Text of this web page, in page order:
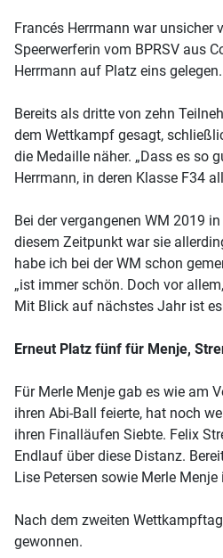
Francés Herrmann war
Speerwerferin vom BPRSV aus
Herrmann auf Platz eins gelegen.
Bereits als dritte von zehn
dem Wettkampf gesagt,
die Medaille näher. „Dass es so
Herrmann, in deren Klasse F34
Bei der vergangenen WM 2019
diesem Zeitpunkt war sie
habe ich bei der WM schon
„ist immer schön. Doch vor
Mit Blick auf nächstes Jahr ist
Erneut Platz fünf für Menje,
Für Merle Menje gab es wie am
ihren Abi-Ball feierte, hat noch
ihren Finalläufen Siebte. Felix
Endlauf über diese Distanz.
Lise Petersen sowie Merle
Nach dem zweiten
gewonnen.